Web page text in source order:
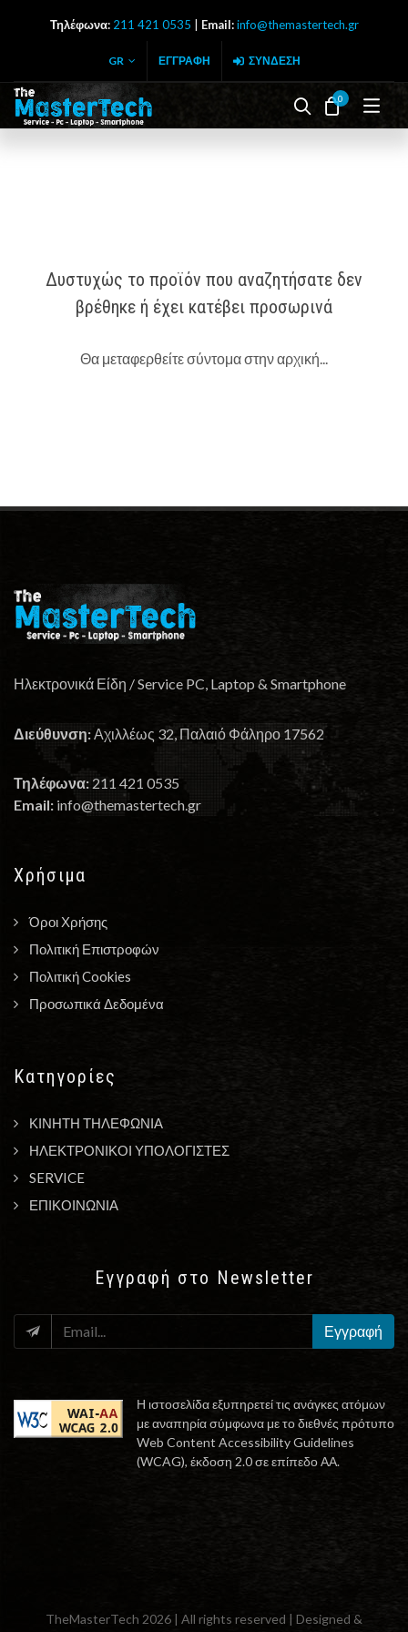
Τηλέφωνα: 211 421 0535 Email: info@themastertech.gr
GR ΕΓΓΡΑΦΉ ΣΎΝΔΕΣΗ
Search
Cart
0
Δυστυχώς το προϊόν που αναζητήσατε δεν
βρέθηκε ή έχει κατέβει προσωρινά
Θα μεταφερθείτε σύντομα στην αρχική...
Ηλεκτρονικά Είδη / Service PC, Laptop & Smartphone
Διεύθυνση: Αχιλλέως 32, Παλαιό Φάληρο 17562
Τηλέφωνα: 211 421 0535
Email: info@themastertech.gr
Χρήσιμα
Όροι Χρήσης
Πολιτική Επιστροφών
Πολιτική Cookies
Προσωπικά Δεδομένα
Κατηγορίες
ΚΙΝΗΤΗ ΤΗΛΕΦΩΝΙΑ
ΗΛΕΚΤΡΟΝΙΚΟΙ ΥΠΟΛΟΓΙΣΤΕΣ
SERVICE
ΕΠΙΚΟΙΝΩΝΙΑ
Εγγραφή στο Newsletter
EMAIL
Εγγραφή
Η ιστοσελίδα εξυπηρετεί τις ανάγκες ατόμων
με αναπηρία σύμφωνα με το διεθνές πρότυπο
Web Content Accessibility Guidelines
(WCAG), έκδοση 2.0 σε επίπεδο ΑΑ.
TheMasterTech 2026 | All rights reserved | Designed &